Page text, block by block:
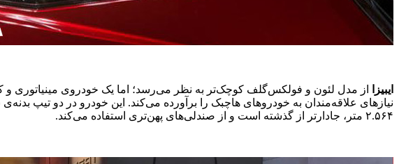
ایبیزا
نیازهای علاقه‌مندان به خودروهای هاچبک را برآورده می‌کند. این خودرو در دو تیپ بدنه‌ی ۵در تولید می‌شود که در حالت FR، ارتفاع سقف ۱۵ میلی‌متر کمتر خواهد بود. کابین
۲.۵۶۴ متر، جادارتر از گذشته است و از صندلی‌های پهن‌تری استفاده می‌کند.